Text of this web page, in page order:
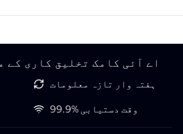
اے آئی کامک تخلیق کاری کے
ہفتہ وار تازہ معلومات
99.9% وقت دستیابی